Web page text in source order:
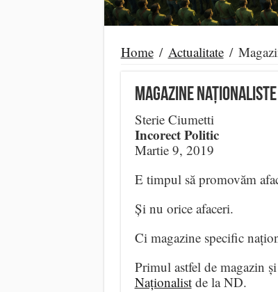
Home / Actualitate /
Magazine
Sterie Ciumetti
Incorect Politic
Martie 9, 2019
E timpul să promovăm
Și nu orice afaceri.
Ci magazine specific
Primul astfel de magazin
Naționalistde la ND.